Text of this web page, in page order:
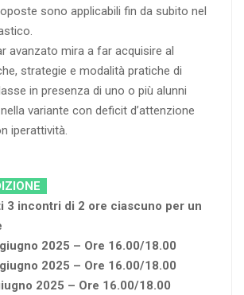
sono applicabili fin da subito nel
avanzato mira a far acquisire al
strategie e modalità pratiche di
in presenza di uno o più alunni
variante con deficit d’attenzione
iperattività.
3 incontri di 2 ore ciascuno per un
2025 – Ore 16.00/18.00
2025 – Ore 16.00/18.00
2025 – Ore 16.00/18.00